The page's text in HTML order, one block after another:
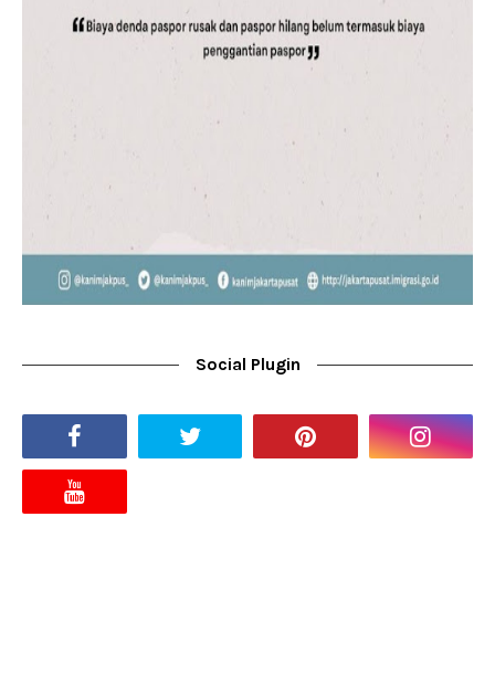
Social Plugin